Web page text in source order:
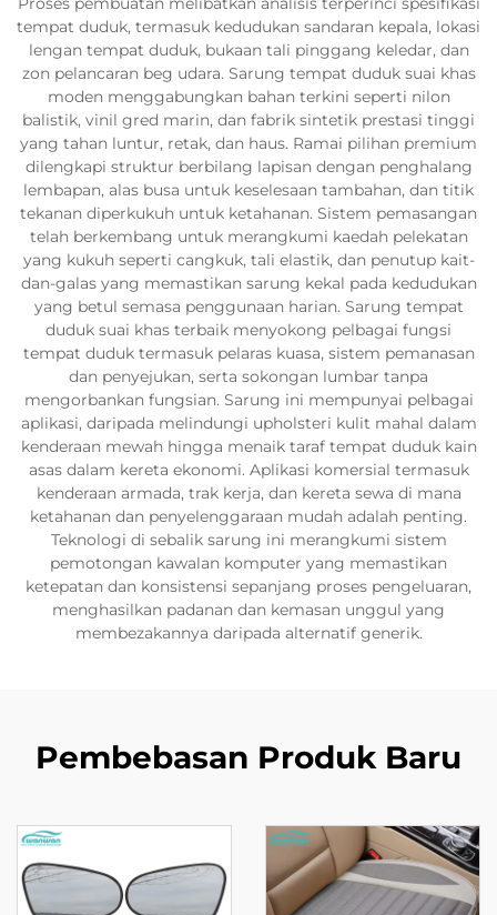
tempat duduk, termasuk kedudukan sandaran kepala, lokasi
lengan tempat duduk, bukaan tali pinggang keledar, dan
zon pelancaran beg udara. Sarung tempat duduk suai khas
moden menggabungkan bahan terkini seperti nilon
balistik, vinil gred marin, dan fabrik sintetik prestasi tinggi
yang tahan luntur, retak, dan haus. Ramai pilihan premium
dilengkapi struktur berbilang lapisan dengan penghalang
lembapan, alas busa untuk keselesaan tambahan, dan titik
tekanan diperkukuh untuk ketahanan. Sistem pemasangan
telah berkembang untuk merangkumi kaedah pelekatan
yang kukuh seperti cangkuk, tali elastik, dan penutup kait-
dan-galas yang memastikan sarung kekal pada kedudukan
yang betul semasa penggunaan harian. Sarung tempat
duduk suai khas terbaik menyokong pelbagai fungsi
tempat duduk termasuk pelaras kuasa, sistem pemanasan
dan penyejukan, serta sokongan lumbar tanpa
mengorbankan fungsian. Sarung ini mempunyai pelbagai
aplikasi, daripada melindungi upholsteri kulit mahal dalam
kenderaan mewah hingga menaik taraf tempat duduk kain
asas dalam kereta ekonomi. Aplikasi komersial termasuk
kenderaan armada, trak kerja, dan kereta sewa di mana
ketahanan dan penyelenggaraan mudah adalah penting.
Teknologi di sebalik sarung ini merangkumi sistem
pemotongan kawalan komputer yang memastikan
ketepatan dan konsistensi sepanjang proses pengeluaran,
menghasilkan padanan dan kemasan unggul yang
membezakannya daripada alternatif generik.
Pembebasan Produk Baru